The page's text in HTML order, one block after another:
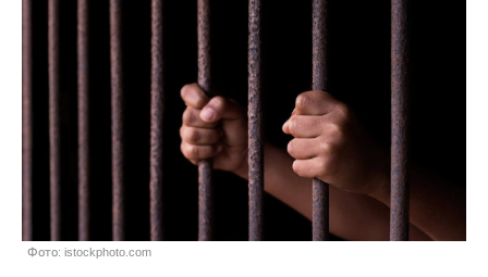
Фото: istockphoto.com